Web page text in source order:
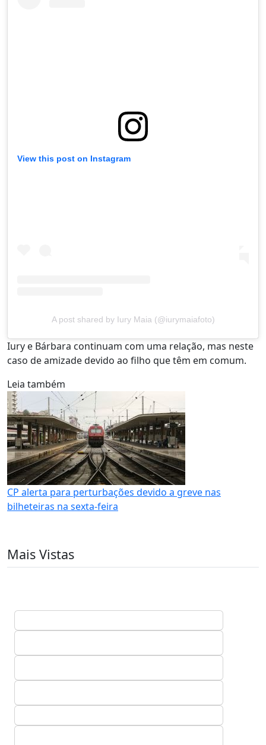
View this post on Instagram
A post shared by Iury Maia (@iurymaiafoto)
Iury e Bárbara continuam com uma relação, mas neste
caso de amizade devido ao filho que têm em comum.
Leia também
CP alerta para perturbações devido a greve nas
bilheteiras na sexta-feira
Mais Vistas